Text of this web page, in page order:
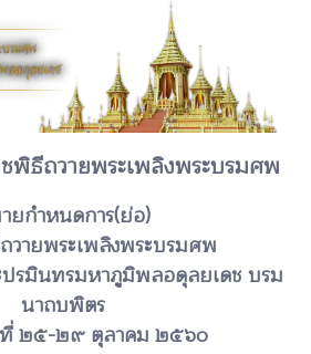
พิธีถวายพระเพลิงพระบรมศพ
ยกำหนดการ(ย่อ)
วายพระเพลิงพระบรมศพ
รมินทรมหาภูมิพลอดุลยเดช บรม
นาถบพิตร
ที่ ๒๕-๒๙ ตุลาคม ๒๕๖๐